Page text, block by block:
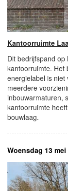
Kantoorruimte
Dit bedrijfspand
kantoorruimte. Het
energielabel is
meerdere
inbouwarmaturen,
kantoorruimte
bouwlaag.
Woensdag 13 mei